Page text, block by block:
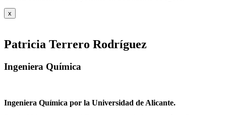
x
Patricia Terrero Rodríguez
Ingeniera Química
Ingeniera Química por la Universidad de Alicante.